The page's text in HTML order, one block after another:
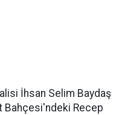
İhsan Selim Baydaş
Recep